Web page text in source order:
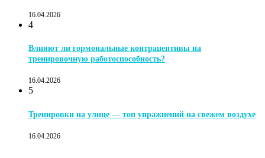
16.04.2026
4
Влияют ли гормональные контрацептивы на
тренировочную работоспособность?
16.04.2026
5
Тренировки на улице — топ упражнений на свежем воздухе
16.04.2026